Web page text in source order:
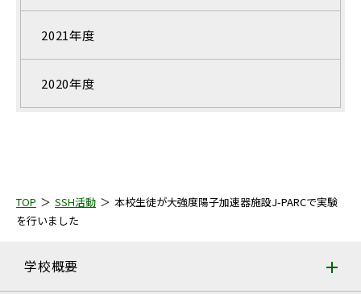
2021年度
2020年度
TOP SSH活動
本校生徒が大強度陽子加速器施設J-PARCで実験
を行いました
学校概要